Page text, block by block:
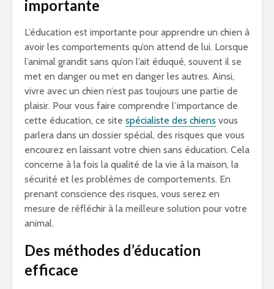
importante
L’éducation est importante pour apprendre un chien à
avoir les comportements qu’on attend de lui. Lorsque
l’animal grandit sans qu’on l’ait éduqué, souvent il se
met en danger ou met en danger les autres. Ainsi,
vivre avec un chien n’est pas toujours une partie de
plaisir. Pour vous faire comprendre l’importance de
cette éducation, ce site spécialiste des chiens vous
parlera dans un dossier spécial, des risques que vous
encourez en laissant votre chien sans éducation. Cela
concerne à la fois la qualité de la vie à la maison, la
sécurité et les problèmes de comportements. En
prenant conscience des risques, vous serez en
mesure de réfléchir à la meilleure solution pour votre
animal.
Des méthodes d’éducation
efficace